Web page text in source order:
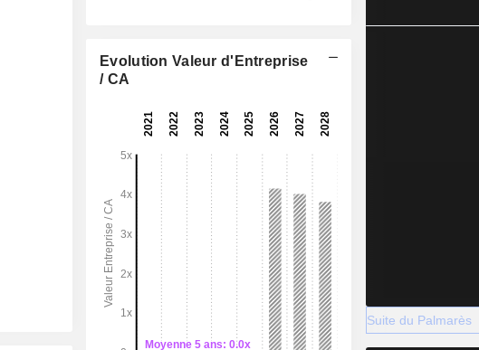
Evolution Valeur d'Entreprise
/ CA
Suite du Palmarès